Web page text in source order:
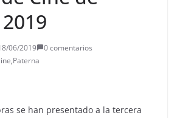
06/2019
0 comentarios
,Paterna
se han presentado a la tercera